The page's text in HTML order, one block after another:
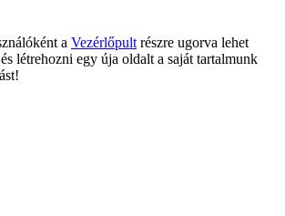
a Vezérlőpult részre ugorva lehet
létrehozni egy úja oldalt a saját tartalmunk